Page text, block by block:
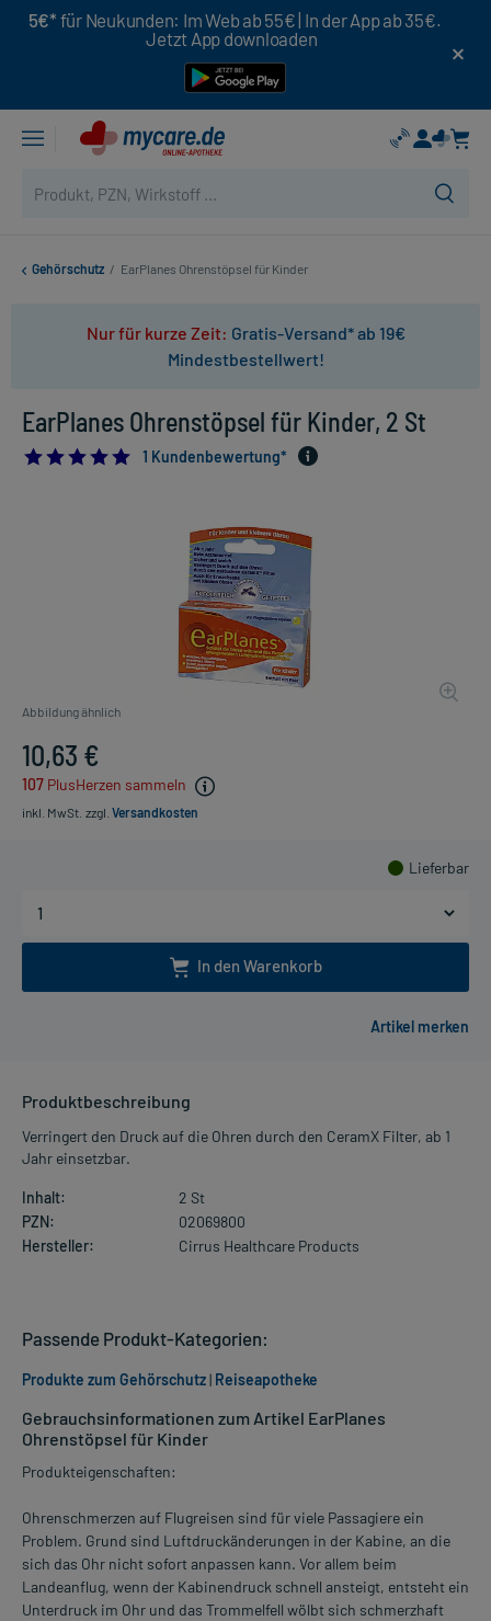
5€* für Neukunden: Im Web ab 55€ | In der App ab 35€.
Jetzt App downloaden
Gehörschutz / EarPlanes Ohrenstöpsel für Kinder
Nur für kurze Zeit: Gratis-Versand* ab 19€
Mindestbestellwert!
EarPlanes Ohrenstöpsel für Kinder, 2 St
5.01 Kundenbewertung*
Abbildung ähnlich
10,63 €
107 PlusHerzen sammeln
inkl. MwSt. zzgl. Versandkosten
Lieferbar
In den Warenkorb
Produktbeschreibung
Verringert den Druck auf die Ohren durch den CeramX Filter, ab 1
Jahr einsetzbar.
Inhalt:
2 St
PZN:
02069800
Hersteller:
Cirrus Healthcare Products
Gebrauchsinformationen zum Artikel EarPlanes
Ohrenstöpsel für Kinder
Produkteigenschaften:
Ohrenschmerzen auf Flugreisen sind für viele Passagiere ein
Problem. Grund sind Luftdruckänderungen in der Kabine, an die
sich das Ohr nicht sofort anpassen kann. Vor allem beim
Landeanflug, wenn der Kabinendruck schnell ansteigt, entsteht ein
Unterdruck im Ohr und das Trommelfell wölbt sich schmerzhaft
Passende Produkt-Kategorien:
Produkte zum Gehörschutz| Reiseapotheke